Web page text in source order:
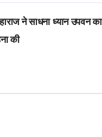
ने साधना ध्यान उपवन
की